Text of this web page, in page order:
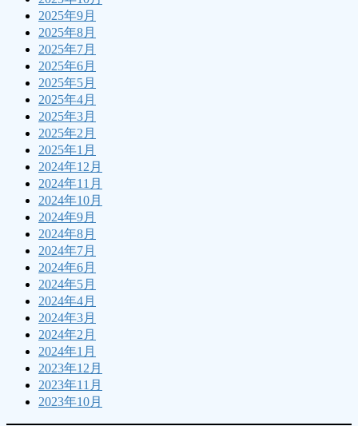
2025年9月
2025年8月
2025年7月
2025年6月
2025年5月
2025年4月
2025年3月
2025年2月
2025年1月
2024年12月
2024年11月
2024年10月
2024年9月
2024年8月
2024年7月
2024年6月
2024年5月
2024年4月
2024年3月
2024年2月
2024年1月
2023年12月
2023年11月
2023年10月